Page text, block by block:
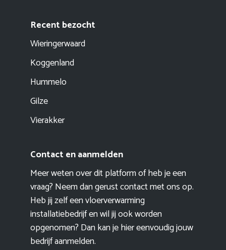
Recent bezocht
Wieringerwaard
Koggenland
Hummelo
Gilze
Vierakker
Contact en aanmelden
Meer weten over dit platform of heb je een
vraag? Neem dan gerust contact met ons op.
Heb jij zelf een vloerverwarming
installatiebedrijf en wil jij ook worden
opgenomen? Dan kan je hier eenvoudigjouw
bedrijf aanmelden.